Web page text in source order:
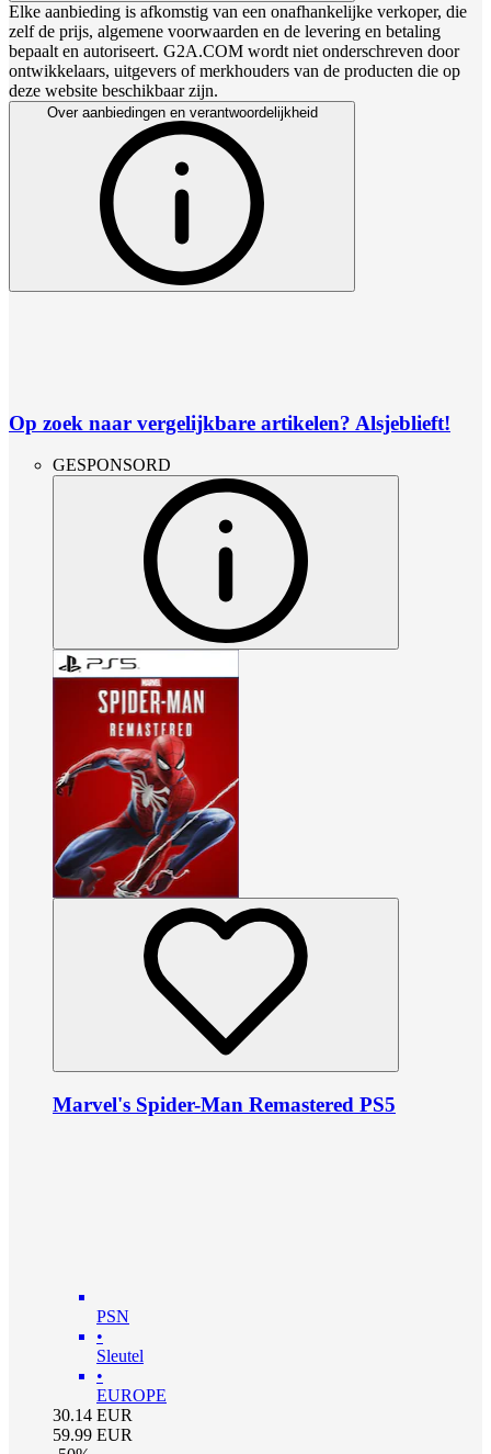
Elke aanbieding is afkomstig van een onafhankelijke verkoper, die
zelf de prijs, algemene voorwaarden en de levering en betaling
bepaalt en autoriseert. G2A.COM wordt niet onderschreven door
ontwikkelaars, uitgevers of merkhouders van de producten die op
deze website beschikbaar zijn.
Over aanbiedingen en verantwoordelijkheid
Op zoek naar vergelijkbare artikelen? Alsjeblieft!
GESPONSORD
Marvel's Spider-Man Remastered PS5
PSN
•
Sleutel
•
EUROPE
30.14 EUR
59.99 EUR